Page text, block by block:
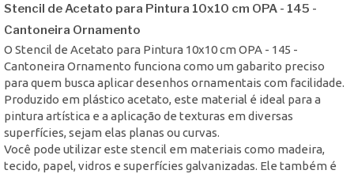
Stencil de Acetato para Pintura 10x10 cm OPA - 145 -
Cantoneira Ornamento
O Stencil de Acetato para Pintura 10x10 cm OPA - 145 -
Cantoneira Ornamento funciona como um gabarito preciso
para quem busca aplicar desenhos ornamentais com facilidade.
Produzido em plástico acetato, este material é ideal para a
pintura artística e a aplicação de texturas em diversas
superfícies, sejam elas planas ou curvas.
Você pode utilizar este stencil em materiais como madeira,
tecido, papel, vidros e superfícies galvanizadas. Ele também é